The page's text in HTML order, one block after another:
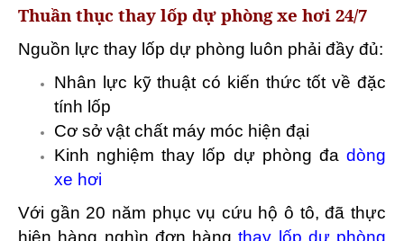
Thuần thục thay lốp dự phòng xe hơi 24/7
Nguồn lực thay lốp dự phòng luôn phải đầy đủ:
Nhân lực kỹ thuật có kiến thức tốt về đặc
tính lốp
Cơ sở vật chất máy móc hiện đại
Kinh nghiệm thay lốp dự phòng đa dòng
xe hơi
Với gần 20 năm phục vụ cứu hộ ô tô, đã thực
hiện hàng nghìn đơn hàngthay lốp dự phòng